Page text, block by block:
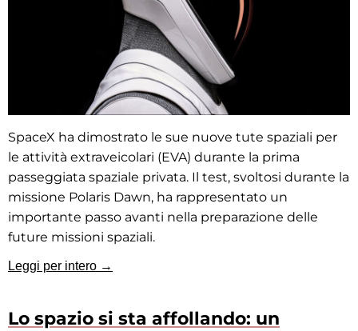
SpaceX ha dimostrato le sue nuove tute spaziali per
le attività extraveicolari (EVA) durante la prima
passeggiata spaziale privata. Il test, svoltosi durante la
missione Polaris Dawn, ha rappresentato un
importante passo avanti nella preparazione delle
future missioni spaziali.
Leggi per intero →
Lo spazio si sta affollando: un